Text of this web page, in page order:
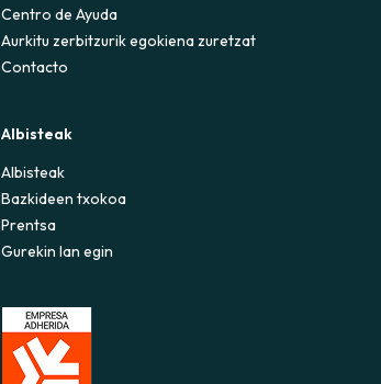
Centro de Ayuda
Aurkitu zerbitzurik egokiena zuretzat
Contacto
Albisteak
Albisteak
Bazkideen txokoa
Prentsa
Gurekin lan egin